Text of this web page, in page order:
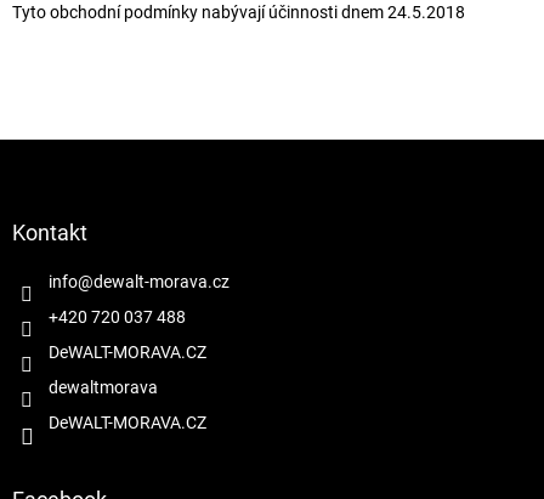
Tyto obchodní podmínky nabývají účinnosti dnem 24.5.2018
Kontakt
info@dewalt-morava.cz
+420 720 037 488
DeWALT-MORAVA.CZ
dewaltmorava
DeWALT-MORAVA.CZ